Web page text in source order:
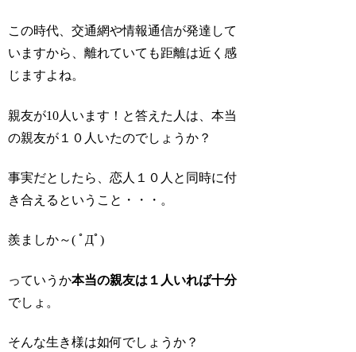
この時代、交通網や情報通信が発達して
いますから、離れていても距離は近く感
じますよね。
親友が10人います！と答えた人は、本当
の親友が１０人いたのでしょうか？
事実だとしたら、恋人１０人と同時に付
き合えるということ・・・。
羨ましか～( ﾟДﾟ)
っていうか本当の親友は１人いれば十分
でしょ。
そんな生き様は如何でしょうか？